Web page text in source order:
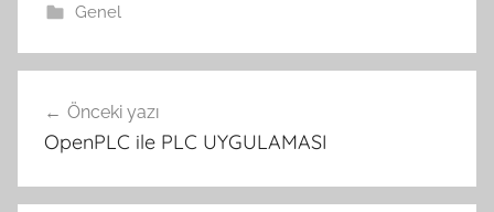
Genel
gezinmesi
Önceki yazı
OpenPLC ile PLC UYGULAMASI